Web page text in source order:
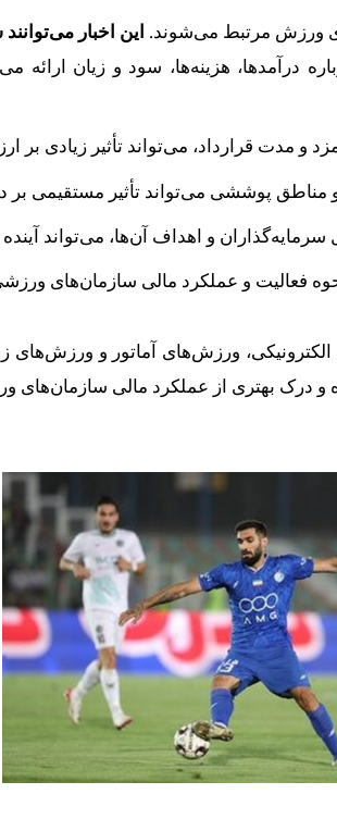
ورزش مرتبط می‌شوند. این اخبار
درآمدها، هزینه‌ها، سود و زیان ارائه
و مدت قرارداد، می‌تواند تأثیر زیادی بر
پوششی می‌تواند تأثیر مستقیمی بر
و اهداف آن‌ها، می‌تواند
فعالیت و عملکرد مالی سازمان‌های
ورزش‌های آماتور و ورزش‌های
و درک بهتری از عملکرد مالی